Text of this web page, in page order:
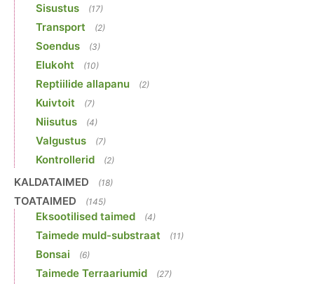
Sisustus (17)
Transport (2)
Soendus (3)
Elukoht (10)
Reptiilide allapanu (2)
Kuivtoit (7)
Niisutus (4)
Valgustus (7)
Kontrollerid (2)
KALDATAIMED (18)
TOATAIMED (145)
Eksootilised taimed (4)
Taimede muld-substraat (11)
Bonsai (6)
Taimede Terraariumid (27)